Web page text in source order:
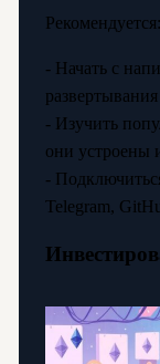
Рекомендуется:
- Начать с
- Изучить
они устроены
-
Telegram,